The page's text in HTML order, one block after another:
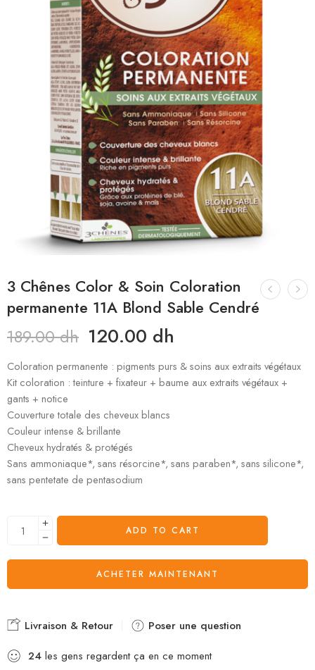
3 Chênes Color & Soin Coloration
permanente 11A Blond Sable Cendré
189.00dh 120.00 dh
Coloration permanente : pigments purs & soins aux extraits végétaux
Kit coloration : teinture + fixateur + baume aux extraits végétaux +
gants + notice
Couverture totale des cheveux blancs
Couleur intense & brillante
Cheveux hydratés & protégés
Sans ammoniaque*, sans résorcine*, sans paraben*, sans silicone*,
sans pentetate de pentasodium
ADD TO CART
ACHETER MAINTENANT
Livraison & Retour
Poser une question
24 les gens regardent ça en ce moment